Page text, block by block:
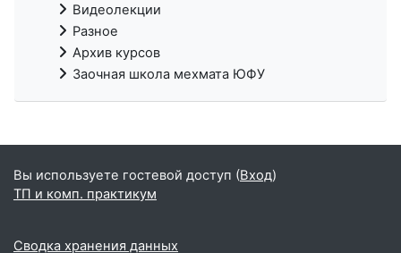
Видеолекции
Разное
Архив курсов
Заочная школа мехмата ЮФУ
Вы используете гостевой доступ (Вход)
ТП и комп. практикум
Сводка хранения данных